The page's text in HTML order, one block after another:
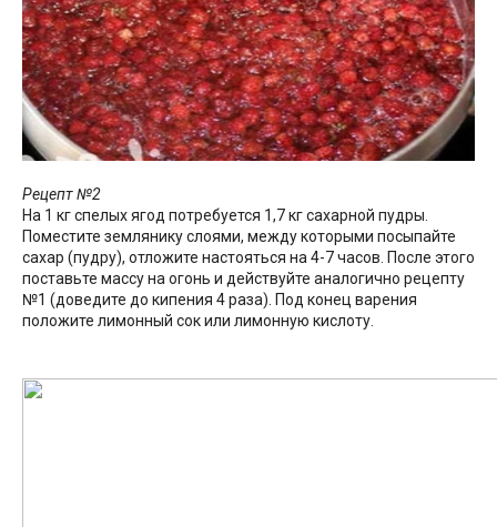
Рецепт №2
На 1 кг спелых ягод потребуется 1,7 кг сахарной пудры.
Поместите землянику слоями, между которыми посыпайте
сахар (пудру), отложите настояться на 4-7 часов. После этого
поставьте массу на огонь и действуйте аналогично рецепту
№1 (доведите до кипения 4 раза). Под конец варения
положите лимонный сок или лимонную кислоту.